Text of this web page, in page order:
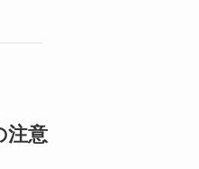
注意